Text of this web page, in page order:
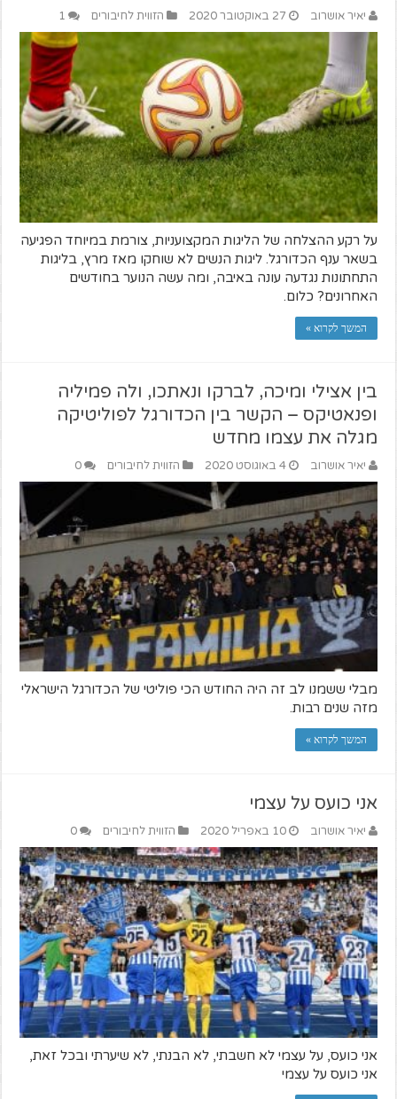
יאיר אושרוב 27 באוקטובר 2020 הזווית לחיבורים 1
על רקע ההצלחה של הליגות המקצועניות, צורמת במיוחד הפגיעה
בשאר ענף הכדורגל. ליגות הנשים לא שוחקו מאז מרץ, בליגות
התחתונות נגדעה עונה באיבה, ומה עשה הנוער בחודשים
האחרונים? כלום.
המשך לקרוא »
בין אצילי ומיכה, לברקו ונאתכו, ולה פמיליה
ופנאטיקס – הקשר בין הכדורגל לפוליטיקה
מגלה את עצמו מחדש
יאיר אושרוב 4 באוגוסט 2020 הזווית לחיבורים 0
מבלי ששמנו לב זה היה החודש הכי פוליטי של הכדורגל הישראלי
מזה שנים רבות.
המשך לקרוא »
אני כועס על עצמי
יאיר אושרוב 10 באפריל 2020 הזווית לחיבורים 0
אני כועס, על עצמי לא חשבתי, לא הבנתי, לא שיערתי ובכל זאת,
אני כועס על עצמי